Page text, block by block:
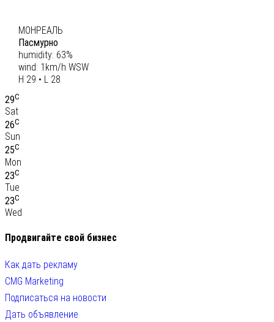
МОНРЕАЛЬ
Пасмурно
humidity: 63%
wind: 1km/h WSW
H 29 • L 28
29C
Sat
26C
Sun
25C
Mon
23C
Tue
23C
Wed
Продвигайте свой бизнес
Как дать рекламу
CMG Marketing
Подписаться на новости
Дать объявление